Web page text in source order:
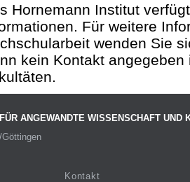
Hornemann Institut
Für weitere
wenden Sie
kein Kontakt
ANGEWANDTE WISSENSCHAFT UND
Kontakt